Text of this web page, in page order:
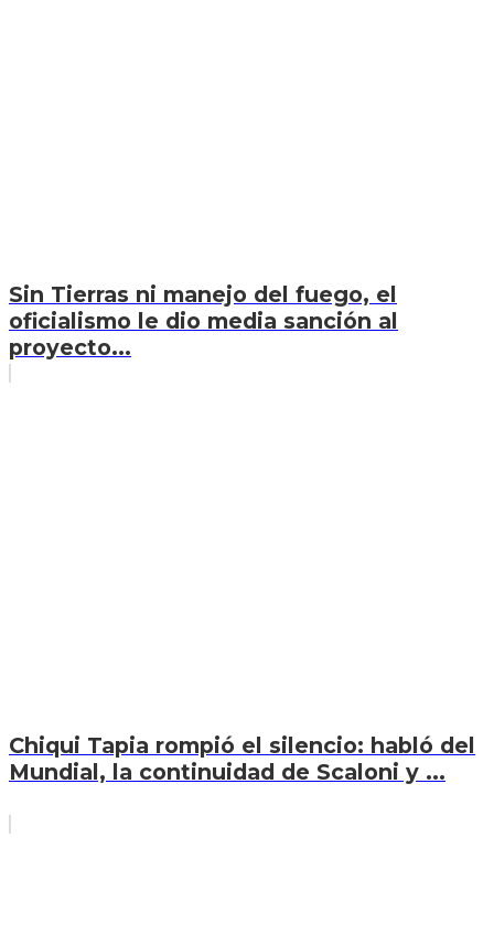
Sin Tierras ni manejo del fuego, el
oficialismo le dio media sanción al
proyecto...
Chiqui Tapia rompió el silencio: habló del
Mundial, la continuidad de Scaloni y ...